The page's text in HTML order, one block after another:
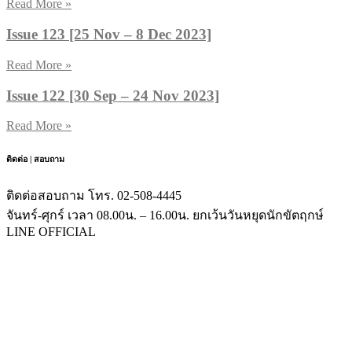
Read More »
Issue 123 [25 Nov – 8 Dec 2023]
Read More »
Issue 122 [30 Sep – 24 Nov 2023]
Read More »
ติดต่อ | สอบถาม
ติดต่อสอบถาม โทร. 02-508-4445
จันทร์-ศุกร์ เวลา 08.00น. – 16.00น. ยกเว้นวันหยุดนักขัตฤกษ์
LINE OFFICIAL